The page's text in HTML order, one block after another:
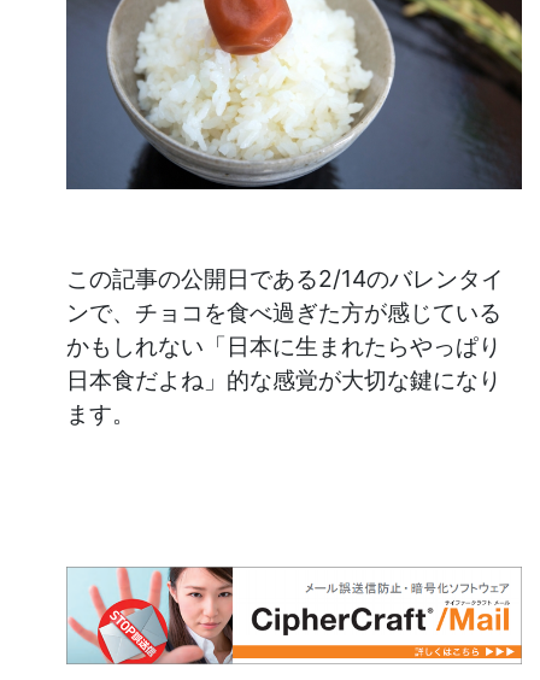
この記事の公開日である2/14のバレンタイ
ンで、チョコを食べ過ぎた方が感じている
かもしれない「日本に生まれたらやっぱり
日本食だよね」的な感覚が大切な鍵になり
ます。